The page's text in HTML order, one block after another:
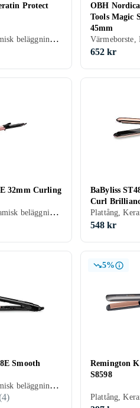
Protect
Plattång, Keramisk beläggning, Ånga, Rörligt sladdfäste, Automatisk avstängning, Display, 230 grader
OBH
Tools Magic
45mm
652 kr
32mm Curling
Locktång, Keramisk beläggning, Rörligt sladdfäste, Automatisk avstängning, Display, 32 mm, 210 grader
BaByliss
Curl
548 kr
Smooth
Plattång, Keramisk beläggning, Avjoniserande, Rörligt sladdfäste, Automatisk avstängning, 235 grader
4)
5%
Remington
S8598